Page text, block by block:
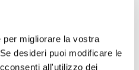
migliorare la vostra
desideri puoi modificare le
all'utilizzo dei
insomma,
Louis Dovet?